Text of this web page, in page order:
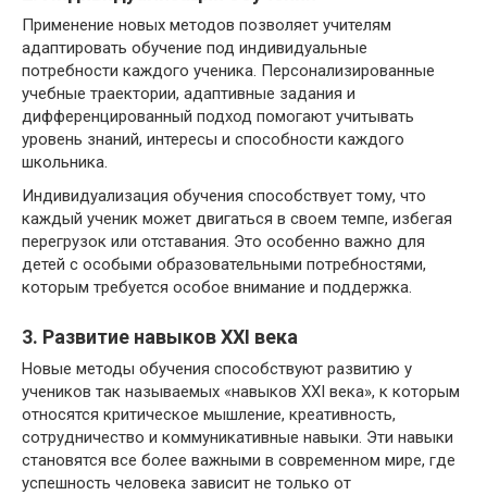
Применение новых методов позволяет учителям
адаптировать обучение под индивидуальные
потребности каждого ученика. Персонализированные
учебные траектории, адаптивные задания и
дифференцированный подход помогают учитывать
уровень знаний, интересы и способности каждого
школьника.
Индивидуализация обучения способствует тому, что
каждый ученик может двигаться в своем темпе, избегая
перегрузок или отставания. Это особенно важно для
детей с особыми образовательными потребностями,
которым требуется особое внимание и поддержка.
3. Развитие навыков XXI века
Новые методы обучения способствуют развитию у
учеников так называемых «навыков XXI века», к которым
относятся критическое мышление, креативность,
сотрудничество и коммуникативные навыки. Эти навыки
становятся все более важными в современном мире, где
успешность человека зависит не только от